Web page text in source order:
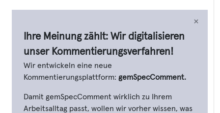
×
Ihre Meinung zählt: Wir digitalisieren
unser Kommentierungsverfahren!
Wir entwickeln eine neue
Kommentierungsplattform: gemSpecComment.
Damit gemSpecComment wirklich zu Ihrem
Arbeitsalltag passt, wollen wir vorher wissen, was